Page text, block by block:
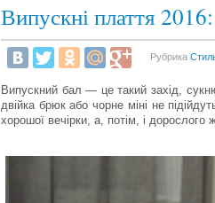
Випускні плаття
Рубрика
Випускний бал — це такий захід,
двійка брюк або чорне міні не
хорошої вечірки, а, потім, і дорослого